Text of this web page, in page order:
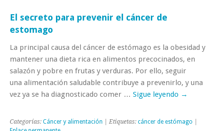
El secreto para prevenir el cáncer de
estomago
La principal causa del cáncer de estómago es la obesidad y
mantener una dieta rica en alimentos precocinados, en
salazón y pobre en frutas y verduras. Por ello, seguir
una alimentación saludable contribuye a prevenirlo, y una
vez ya se ha diagnosticado comer … Sigue leyendo →
Categorías: Cáncer y alimentación | Etiquetas: cáncer de estómago